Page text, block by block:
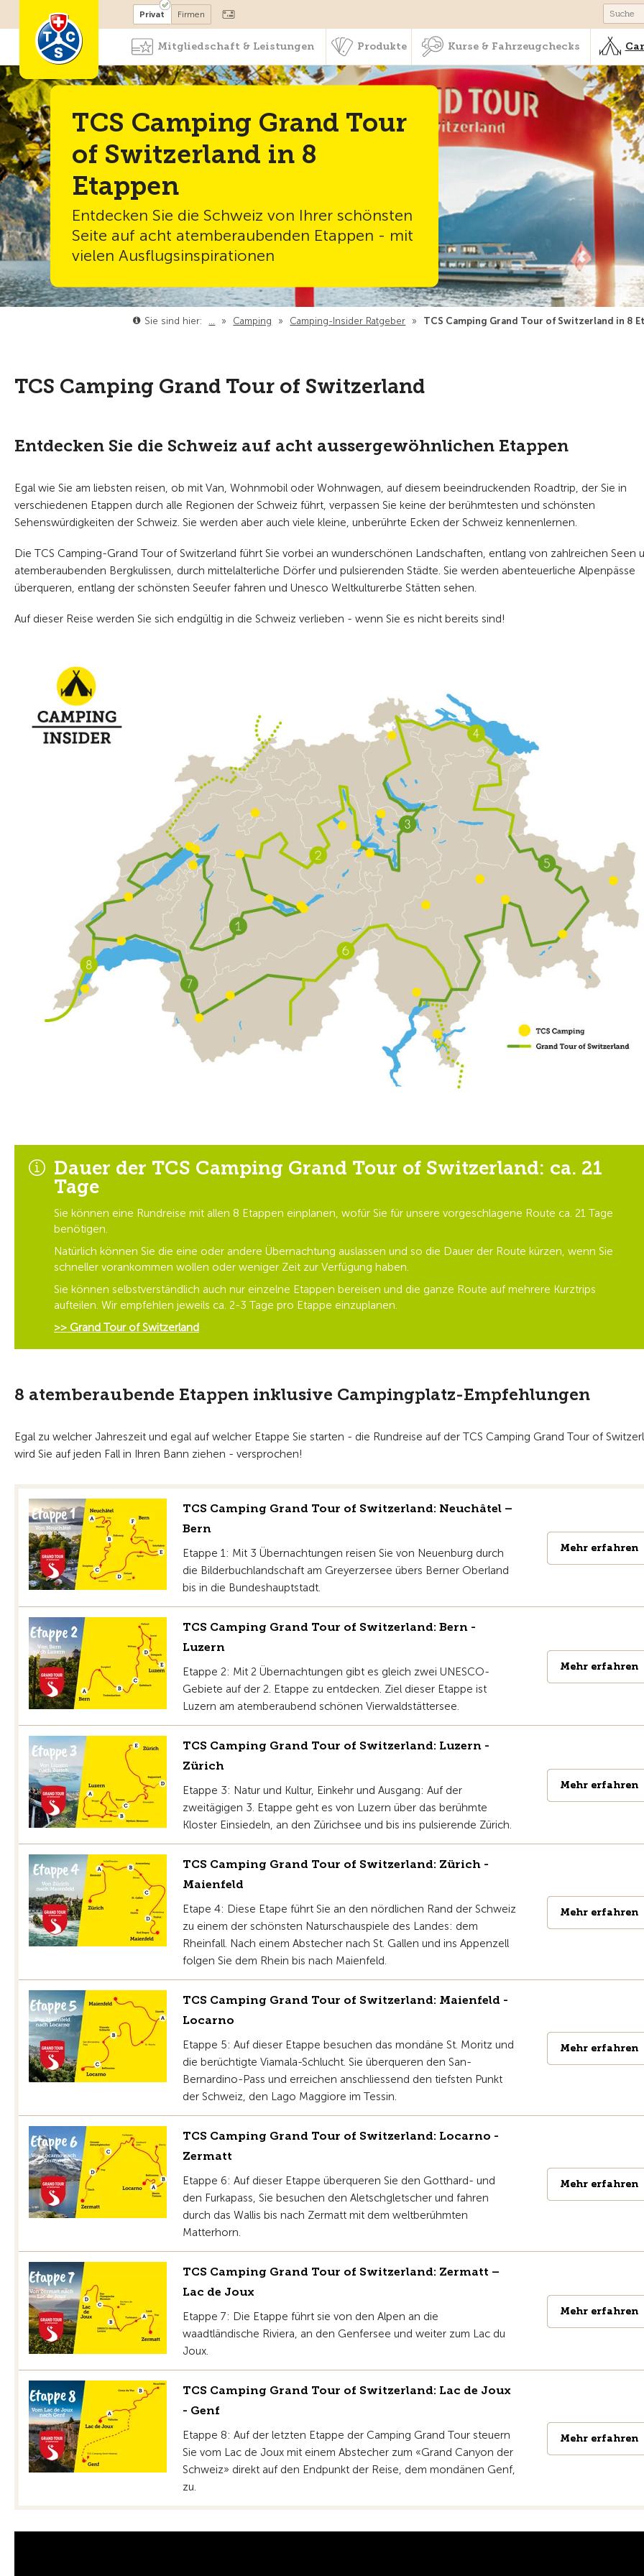
Mitglied werden Kurse & Fahrzeugchecks
Privat Firmen
Mitgliedschaft & Leistungen Produkte Kurse & Fahrzeugchecks
TCS Camping Grand Tour
of Switzerland in 8
Etappen
Entdecken Sie die Schweiz von Ihrer schönsten
Seite auf acht atemberaubenden Etappen - mit
vielen Ausflugsinspirationen
Sie sind hier: … » Camping » Camping-Insider Ratgeber » TCS Camping Grand Tour of Switzerland in 8
TCS Camping Grand Tour of Switzerland
Entdecken Sie die Schweiz auf acht aussergewöhnlichen Etappen
Egal wie Sie am liebsten reisen, ob mit Van, Wohnmobil oder Wohnwagen, auf diesem beeindruckenden Roadtrip, der Sie in
verschiedenen Etappen durch alle Regionen der Schweiz führt, verpassen Sie keine der berühmtesten und schönsten
Sehenswürdigkeiten der Schweiz. Sie werden aber auch viele kleine, unberührte Ecken der Schweiz kennenlernen.
Die TCS Camping-Grand Tour of Switzerland führt Sie vorbei an wunderschönen Landschaften, entlang von zahlreichen Seen
atemberaubenden Bergkulissen, durch mittelalterliche Dörfer und pulsierenden Städte. Sie werden abenteuerliche Alpenpässe
überqueren, entlang der schönsten Seeufer fahren und Unesco Weltkulturerbe Stätten sehen.
Auf dieser Reise werden Sie sich endgültig in die Schweiz verlieben - wenn Sie es nicht bereits sind!
Dauer der TCS Camping Grand Tour of Switzerland: ca. 21
Tage
Sie können eine Rundreise mit allen 8 Etappen einplanen, wofür Sie für unsere vorgeschlagene Route ca. 21 Tage
benötigen.
Natürlich können Sie die eine oder andere Übernachtung auslassen und so die Dauer der Route kürzen, wenn Sie
schneller vorankommen wollen oder weniger Zeit zur Verfügung haben.
Sie können selbstverständlich auch nur einzelne Etappen bereisen und die ganze Route auf mehrere Kurztrips
aufteilen. Wir empfehlen jeweils ca. 2-3 Tage pro Etappe einzuplanen.
>> Grand Tour of Switzerland
8 atemberaubende Etappen inklusive Campingplatz-Empfehlungen
Egal zu welcher Jahreszeit und egal auf welcher Etappe Sie starten - die Rundreise auf der TCS Camping Grand Tour of
wird Sie auf jeden Fall in Ihren Bann ziehen - versprochen!
TCS Camping Grand Tour of Switzerland: Neuchâtel –
Bern
Etappe 1: Mit 3 Übernachtungen reisen Sie von Neuenburg durch
die Bilderbuchlandschaft am Greyerzersee übers Berner Oberland
bis in die Bundeshauptstadt.
Mehr erfahren
Mehr erfahren
TCS Camping Grand Tour of Switzerland: Bern -
Luzern
Etappe 2: Mit 2 Übernachtungen gibt es gleich zwei UNESCO-
Gebiete auf der 2. Etappe zu entdecken. Ziel dieser Etappe ist
Luzern am atemberaubend schönen Vierwaldstättersee.
Mehr erfahren
Mehr erfahren
TCS Camping Grand Tour of Switzerland: Luzern -
Zürich
Etappe 3: Natur und Kultur, Einkehr und Ausgang: Auf der
zweitägigen 3. Etappe geht es von Luzern über das berühmte
Kloster Einsiedeln, an den Zürichsee und bis ins pulsierende Zürich.
Mehr erfahren
Mehr erfahren
TCS Camping Grand Tour of Switzerland: Zürich -
Maienfeld
Etape 4: Diese Etape führt Sie an den nördlichen Rand der Schweiz
zu einem der schönsten Naturschauspiele des Landes: dem
Rheinfall. Nach einem Abstecher nach St. Gallen und ins Appenzell
folgen Sie dem Rhein bis nach Maienfeld.
Mehr erfahren
Mehr erfahren
TCS Camping Grand Tour of Switzerland: Maienfeld -
Locarno
Etappe 5: Auf dieser Etappe besuchen das mondäne St. Moritz und
die berüchtigte Viamala-Schlucht. Sie überqueren den San-
Bernardino-Pass und erreichen anschliessend den tiefsten Punkt
der Schweiz, den Lago Maggiore im Tessin.
Mehr erfahren
Mehr erfahren
TCS Camping Grand Tour of Switzerland: Locarno -
Zermatt
Etappe 6: Auf dieser Etappe überqueren Sie den Gotthard- und
den Furkapass, Sie besuchen den Aletschgletscher und fahren
durch das Wallis bis nach Zermatt mit dem weltberühmten
Matterhorn.
Mehr erfahren
Mehr erfahren
TCS Camping Grand Tour of Switzerland: Zermatt –
Lac de Joux
Etappe 7: Die Etappe führt sie von den Alpen an die
waadtländische Riviera, an den Genfersee und weiter zum Lac du
Joux.
Mehr erfahren
Mehr erfahren
TCS Camping Grand Tour of Switzerland: Lac de Joux
- Genf
Etappe 8: Auf der letzten Etappe der Camping Grand Tour steuern
Sie vom Lac de Joux mit einem Abstecher zum «Grand Canyon der
Schweiz» direkt auf den Endpunkt der Reise, dem mondänen Genf,
zu.
Mehr erfahren
Mehr erfahren